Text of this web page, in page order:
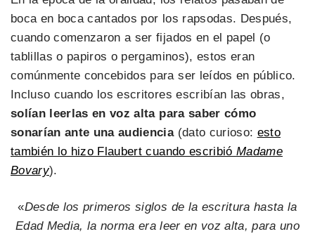
boca en boca cantados por los rapsodas. Después,
cuando comenzaron a ser fijados en el papel (o
tablillas o papiros o pergaminos), estos eran
comúnmente concebidos para ser leídos en público.
Incluso cuando los escritores escribían las obras,
solían leerlas en voz alta para saber cómo
sonarían ante una audiencia(dato curioso: esto
también lo hizo Flaubert cuando escribió Madame
Bovary).
«Desde los primeros siglos de la escritura hasta la
Edad Media, la norma era leer en voz alta, para uno